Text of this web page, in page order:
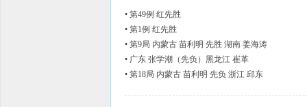
• 第49例 红先胜
• 第1例 红先胜
• 第9局 内蒙古 苗利明 先胜 湖南 姜海涛
• 广东 张学潮（先负）黑龙江 崔革
• 第18局 内蒙古 苗利明 先负 浙江 邱东